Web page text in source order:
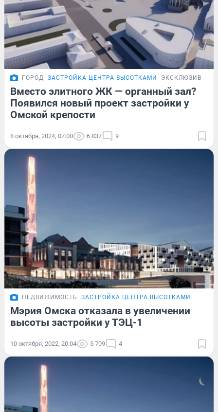
ГОРОД ЗАСТРОЙКА ЦЕНТРА ВЫСОТКАМИ ЭКСКЛЮЗИВ
Вместо элитного ЖК — органный зал?
Появился новый проект застройки у
Омской крепости
8 октября, 2024, 07:00 6 837 9
НЕДВИЖИМОСТЬ ЗАСТРОЙКА ЦЕНТРА ВЫСОТКАМИ
Мэрия Омска отказала в увеличении
высоты застройки у ТЭЦ-1
10 октября, 2022, 20:04 5 709 4